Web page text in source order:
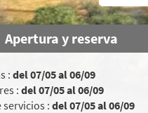
Apertura y reserva
:del 07/05 al 06/09
:del 07/05 al 06/09
servicios : del 07/05 al 06/09